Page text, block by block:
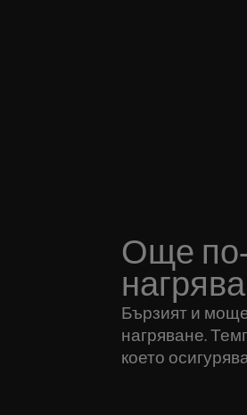
Още
Бързият и
нагряване.
което